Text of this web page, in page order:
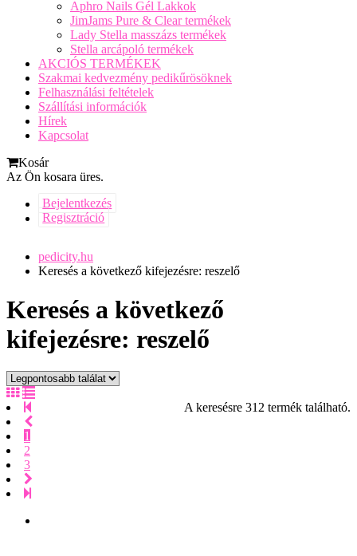
Aphro Nails Gél Lakkok
JimJams Pure & Clear termékek
Lady Stella masszázs termékek
Stella arcápoló termékek
AKCIÓS TERMÉKEK
Szakmai kedvezmény pedikűrösöknek
Felhasználási feltételek
Szállítási információk
Hírek
Kapcsolat
Kosár
Az Ön kosara üres.
Bejelentkezés
Regisztráció
pedicity.hu
Keresés a következő kifejezésre: reszelő
Keresés a következő
kifejezésre: reszelő
A keresésre 312 termék található.
1
2
3